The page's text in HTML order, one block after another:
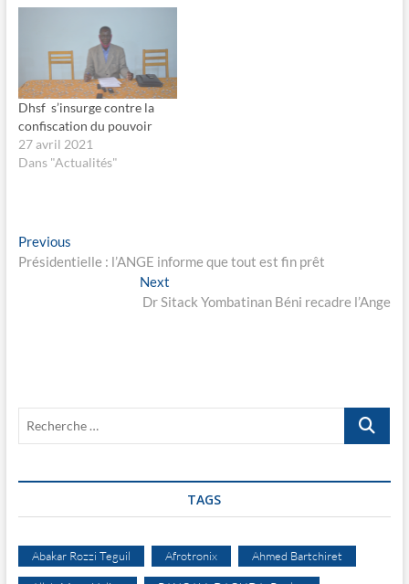
o
k
(
o
u
v
r
e
d
a
n
o
u
v
)
v
r
e
a
n
s
u
n
e
o
u
n
Dhsf s’insurge contre la
confiscation du pouvoir
27 avril 2021
Dans "Actualités"
Navigation
de
PreviousPrevious
post:
Présidentielle : l’ANGE informe que tout est fin prêt
Next
post:
Dr Sitack Yombatinan Béni recadre l’Ange
Recherche
TAGS
Abakar Rozzi Teguil Afrotronix Ahmed Bartchiret